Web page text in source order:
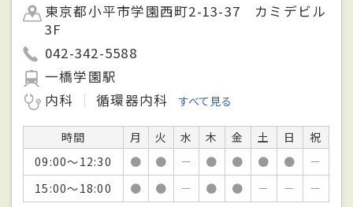
東京都小平市学園西町2-13-37 カミデビル
3F
042-342-5588
一橋学園駅
内科
循環器内科 すべて見る
時間 月 火 水 木 金 土 日
祝
09:00～12:30
● ● － ● ● ● ●
－
15:00～18:00
● ● － ● ● － －
－